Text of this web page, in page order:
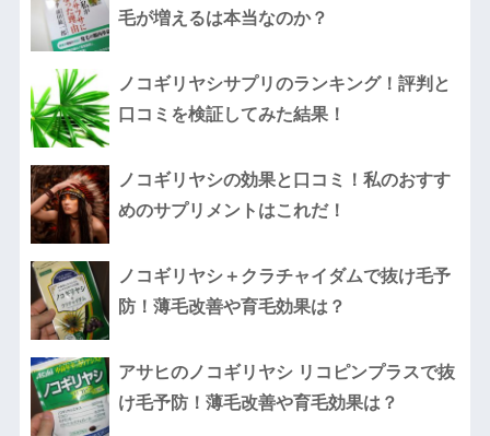
毛が増えるは本当なのか？
ノコギリヤシサプリのランキング！評判と
口コミを検証してみた結果！
ノコギリヤシの効果と口コミ！私のおすす
めのサプリメントはこれだ！
ノコギリヤシ＋クラチャイダムで抜け毛予
防！薄毛改善や育毛効果は？
アサヒのノコギリヤシ リコピンプラスで抜
け毛予防！薄毛改善や育毛効果は？